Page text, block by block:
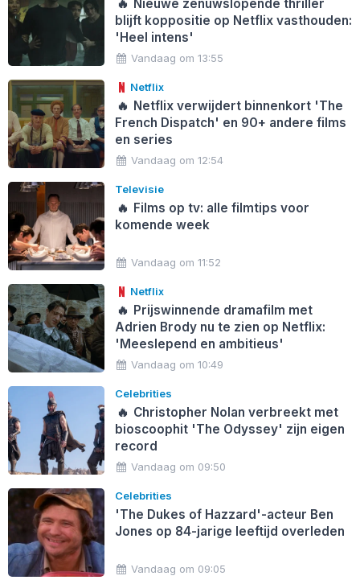
🔥 Nieuwe zenuwslopende thriller
blijft koppositie op Netflix vasthouden:
'Heel intens'
Vandaag om 13:55
Netflix
🔥 Netflix verwijdert binnenkort 'The
French Dispatch' en 90+ andere films
en series
Vandaag om 12:54
Televisie
🔥 Films op tv: alle filmtips voor
komende week
Vandaag om 11:52
Netflix
🔥 Prijswinnende dramafilm met
Adrien Brody nu te zien op Netflix:
'Meeslepend en ambitieus'
Vandaag om 10:49
Celebrities
🔥 Christopher Nolan verbreekt met
bioscoophit 'The Odyssey' zijn eigen
record
Vandaag om 09:50
Celebrities
'The Dukes of Hazzard'-acteur Ben
Jones op 84-jarige leeftijd overleden
Vandaag om 09:05